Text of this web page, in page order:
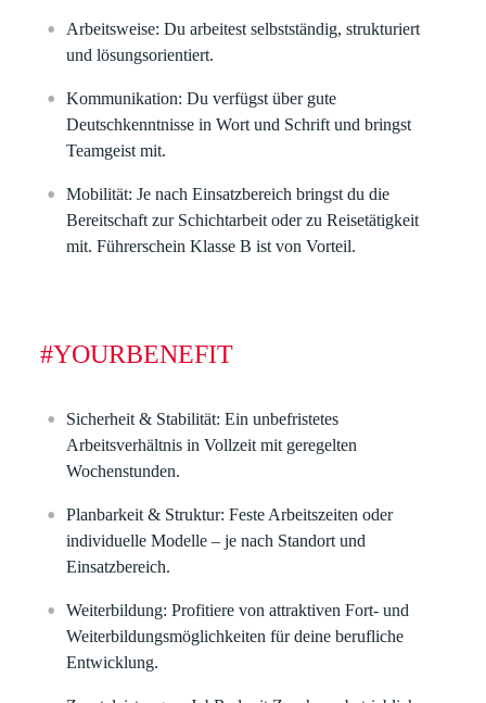
Arbeitsweise: Du arbeitest selbstständig, strukturiert
und lösungsorientiert.
Kommunikation: Du verfügst über gute
Deutschkenntnisse in Wort und Schrift und bringst
Teamgeist mit.
Mobilität: Je nach Einsatzbereich bringst du die
Bereitschaft zur Schichtarbeit oder zu Reisetätigkeit
mit. Führerschein Klasse B ist von Vorteil.
#YOURBENEFIT
Sicherheit & Stabilität: Ein unbefristetes
Arbeitsverhältnis in Vollzeit mit geregelten
Wochenstunden.
Planbarkeit & Struktur: Feste Arbeitszeiten oder
individuelle Modelle – je nach Standort und
Einsatzbereich.
Weiterbildung: Profitiere von attraktiven Fort- und
Weiterbildungsmöglichkeiten für deine berufliche
Entwicklung.